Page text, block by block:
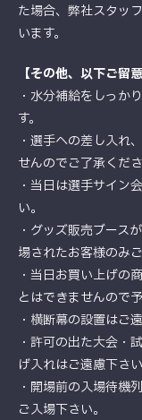
た場合、弊社スタッ
います。
【その他、以下ご留
・水分補給をしっか
す。
・選手への差し入れ
せんのでご了承くださ
・当日は選手サイン
い。
・グッズ販売ブース
場されたお客様のみ
・当日お買い上げの
とはできませんので
・横断幕の設置はご
・許可の出た大会・
げ入れはご遠慮下さい
・開場前の入場待機
ご入場下さい。